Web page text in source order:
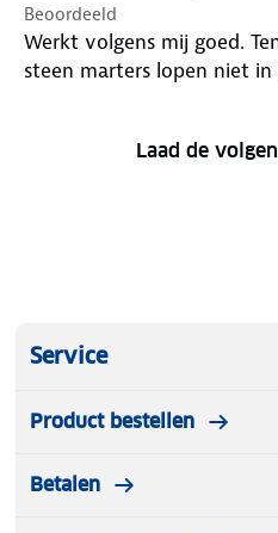
Beoordeeld
Werkt volgens mij goed.
steen marters lopen niet
Laad de
Service
Product bestellen
Betalen